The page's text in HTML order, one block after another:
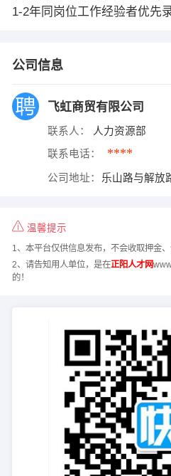
1-2年同岗位工作经验者优先录
公司信息
飞虹商贸有限公司
联系人： 人力资源部
联系电话： ****
公司地址： 乐山路与解放
温馨提示
1、本平台仅供信息发布，不会收取押金
2、请告知用人单位，是在正阳人才网
的！